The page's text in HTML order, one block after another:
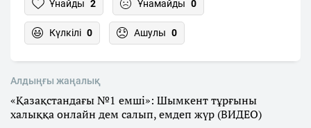
Ұнайды 2 Ұнамайды 0
Күлкілі 0 Ашулы 0
Алдыңғы жаңалық
«Қазақстандағы №1 емші»: Шымкент тұрғыны
халыққа онлайн дем салып, емдеп жүр (ВИДЕО)